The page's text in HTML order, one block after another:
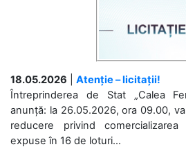
18.05.2026
Atenție – licitații!
Întreprinderea de Stat „Calea
anunță: la 26.05.2026, ora 09.00,
reducere privind
expuse în 16 de loturi...